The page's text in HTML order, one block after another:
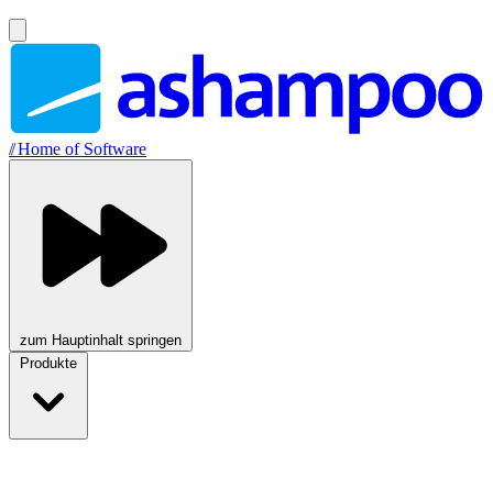
//Home of Software
zum Hauptinhalt springen
Produkte